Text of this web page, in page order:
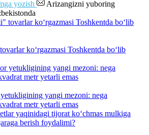
yozish
Arizangizni yuboring
ko‘rgazmasi Toshkentda bo‘lib
yangi mezoni: nega
metr yetarli emas